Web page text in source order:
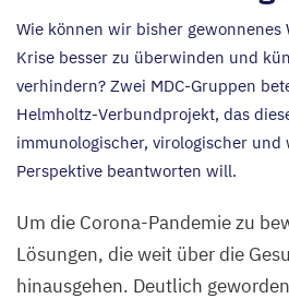
Wie können wir bisher gewonnenes
Krise besser zu überwinden und
verhindern? Zwei MDC-Gruppen
Helmholtz-Verbundprojekt, das
immunologischer, virologischer
Perspektive beantworten will.
Um die Corona-Pandemie zu
Lösungen, die weit über die
hinausgehen. Deutlich